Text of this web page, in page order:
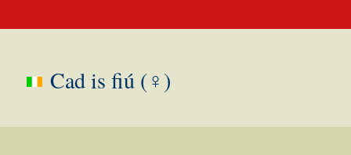
Cad is fiú (♀)